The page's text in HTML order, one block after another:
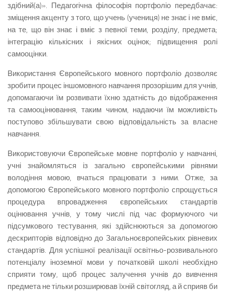
здібний(а)». Педагогічна філософія портфоліо передбачає:
зміщення акценту з того, що учень (учениця) не знає і не вміє,
на те, що він знає і вміє з певної теми, розділу, предмета;
інтеграцію кількісних і якісних оцінок; підвищення ролі
самооцінки.
Використання Європейського мовного портфоліо дозволяє
зробити процес іншомовного навчання прозорішим для учнів,
допомагаючи їм розвивати їхню здатність до відображення
та самооцінювання, таким чином, надаючи їм можливість
поступово збільшувати свою відповідальність за власне
навчання.
Використовуючи Європейське мовне портфоліо у навчанні,
учні знайомляться із загально європейськими рівнями
володіння мовою, вчаться працювати з ними. Отже, за
допомогою Європейського мовного портфоліо спрощується
процедура впровадження європейських стандартів
оцінювання учнів, у тому числі під час формуючого чи
підсумкового тестування, які здійснюються за допомогою
дескрипторів відповідно до Загальноєвропейських рівневих
стандартів. Для успішної реалізації освітньо-розвивального
потенціалу іноземної мови у початковій школі необхідно
сприяти тому, щоб процес залучення учнів до вивчення
предмета не тільки розширював їхній світогляд, а й сприяв би